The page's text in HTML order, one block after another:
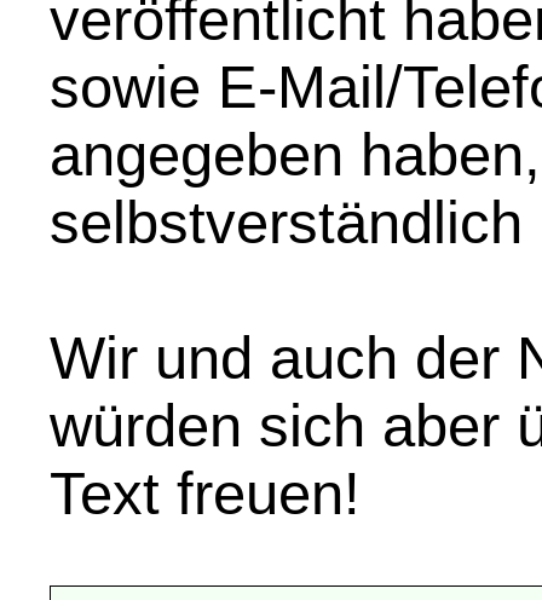
veröffentlicht
sowie E-Mail/
angegeben
Wir und auch der
würden sich aber
Text freuen!